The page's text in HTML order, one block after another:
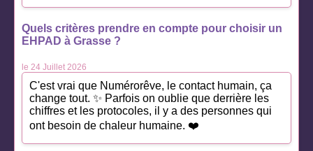
Quels critères prendre en compte pour choisir un
EHPAD à Grasse ?
le 24 Juillet 2026
C'est vrai que Numérorêve, le contact humain, ça
change tout. ✨ Parfois on oublie que derrière les
chiffres et les protocoles, il y a des personnes qui
ont besoin de chaleur humaine. ❤️